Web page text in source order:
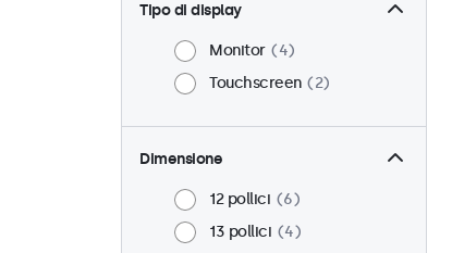
Tipo di display
Monitor
4
Touchscreen
2
Dimensione
12 pollici
6
13 pollici
4